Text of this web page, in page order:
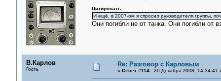
Цитировать
И ещё, в 2007-ом я спросил руководителя группы,
Они погибли не от танка. Они погибли от
В.Карлов
Гость
Re: Разговор с Карловым
« Ответ #114 :30 Декабря 2008, 14:34:41